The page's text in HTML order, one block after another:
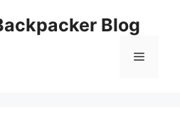
Blog
Menü